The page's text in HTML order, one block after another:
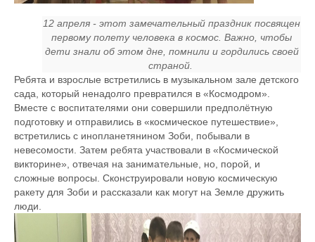
12 апреля - этот замечательный праздник посвящен
первому полету человека в космос. Важно, чтобы
дети знали об этом дне, помнили и гордились своей
страной.
Ребята и взрослые встретились в музыкальном зале детского
сада, который ненадолго превратился в «Космодром».
Вместе с воспитателями они совершили предполётную
подготовку и отправились в «космическое путешествие»,
встретились с инопланетянином Зоби, побывали в
невесомости. Затем ребята участвовали в «Космической
викторине», отвечая на занимательные, но, порой, и
сложные вопросы. Сконструировали новую космическую
ракету для Зоби и рассказали как могут на Земле дружить
люди.